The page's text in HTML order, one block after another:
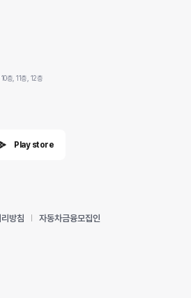
층, 11층, 12층
Play store
방침 자동차금융모집인